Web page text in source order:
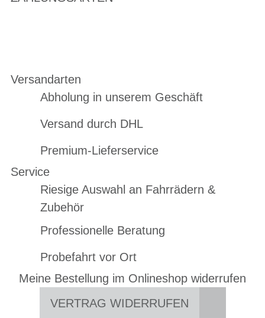
Versandarten
Abholung in unserem Geschäft
Versand durch DHL
Premium-Lieferservice
Service
Riesige Auswahl an Fahrrädern &
Zubehör
Professionelle Beratung
Probefahrt vor Ort
Meine Bestellung im Onlineshop widerrufen
VERTRAG WIDERRUFEN